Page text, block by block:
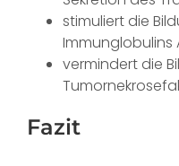
stimuliert die
Immunglobulins
vermindert die
Fazit